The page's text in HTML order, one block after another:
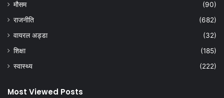
मौसम
(90)
राजनीति
(682)
वायरल अड्डा
(32)
शिक्षा
(185)
स्वास्थ्य
(222)
Most Viewed Posts